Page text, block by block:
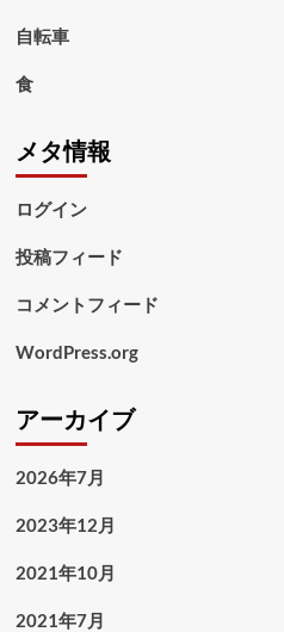
自転車
食
メタ情報
ログイン
投稿フィード
コメントフィード
WordPress.org
アーカイブ
2026年7月
2023年12月
2021年10月
2021年7月